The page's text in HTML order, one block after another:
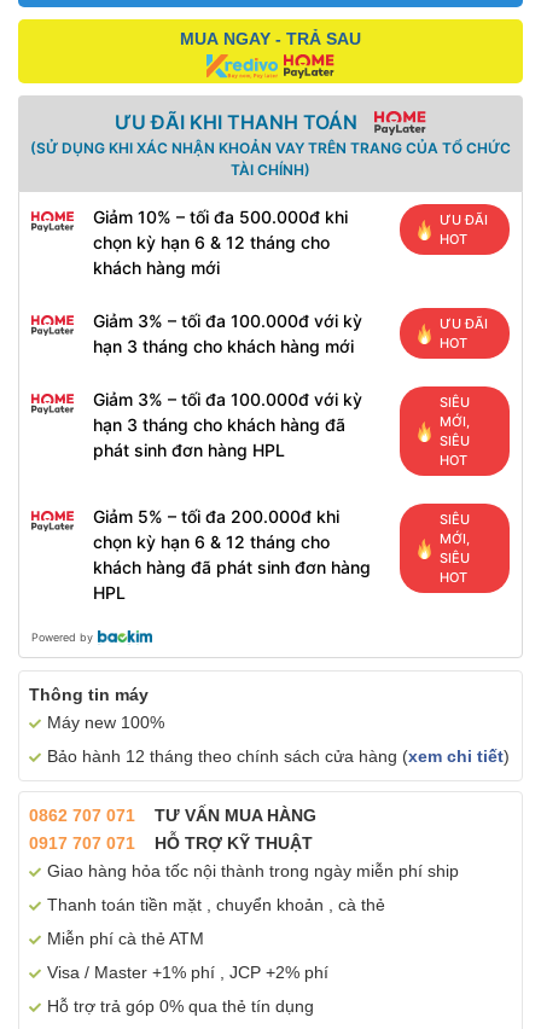
MUA NGAY - TRẢ SAU
ƯU ĐÃI KHI THANH TOÁN
(SỬ DỤNG KHI XÁC NHẬN KHOẢN VAY TRÊN TRANG CỦA TỔ CHỨC
TÀI CHÍNH)
Giảm 10% – tối đa 500.000đ khi
chọn kỳ hạn 6 & 12 tháng cho
khách hàng mới
ƯU ĐÃI
HOT
Giảm 3% – tối đa 100.000đ với kỳ
hạn 3 tháng cho khách hàng mới
ƯU ĐÃI
HOT
Giảm 3% – tối đa 100.000đ với kỳ
hạn 3 tháng cho khách hàng đã
phát sinh đơn hàng HPL
SIÊU
MỚI,
SIÊU
HOT
Giảm 5% – tối đa 200.000đ khi
chọn kỳ hạn 6 & 12 tháng cho
khách hàng đã phát sinh đơn hàng
HPL
SIÊU
MỚI,
SIÊU
HOT
Powered by
Thông tin máy
Máy new 100%
Bảo hành 12 tháng theo chính sách cửa hàng (xem chi tiết)
0862 707 071
TƯ VẤN MUA HÀNG
0917 707 071
HỖ TRỢ KỸ THUẬT
Giao hàng hỏa tốc nội thành trong ngày miễn phí ship
Thanh toán tiền mặt , chuyển khoản , cà thẻ
Miễn phí cà thẻ ATM
Visa / Master +1% phí , JCP +2% phí
Hỗ trợ trả góp 0% qua thẻ tín dụng